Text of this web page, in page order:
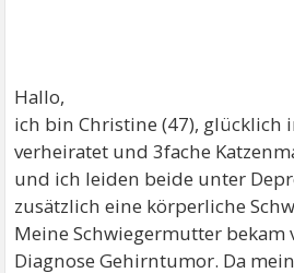
Hallo,
ich bin Christine (47), glücklich
verheiratet und 3fache
und ich leiden beide unter
zusätzlich eine körperliche
Meine Schwiegermutter bekam
Diagnose Gehirntumor. Da